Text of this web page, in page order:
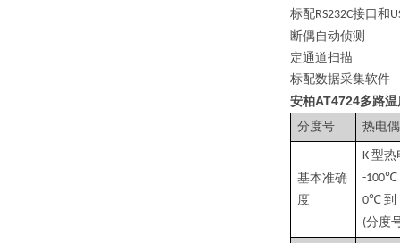
标配RS232C接口和
断偶自动侦测
定通道扫描
标配数据采集软件
安柏AT4724多路
分度号 热电
基本准确
度
K 型热
-100℃
0℃ 到
(分度